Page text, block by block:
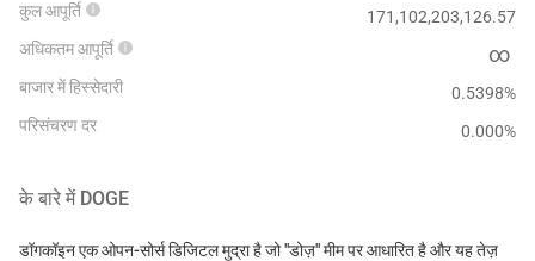
कुल आपूर्ति
171,102,203,126.57
अधिकतम आपूर्ति
∞
बाजार में हिस्सेदारी
0.5398%
परिसंचरण दर
0.000%
के बारे में DOGE
डॉगकॉइन एक ओपन-सोर्स डिजिटल मुद्रा है जो "डोज़" मीम पर आधारित है और यह तेज़